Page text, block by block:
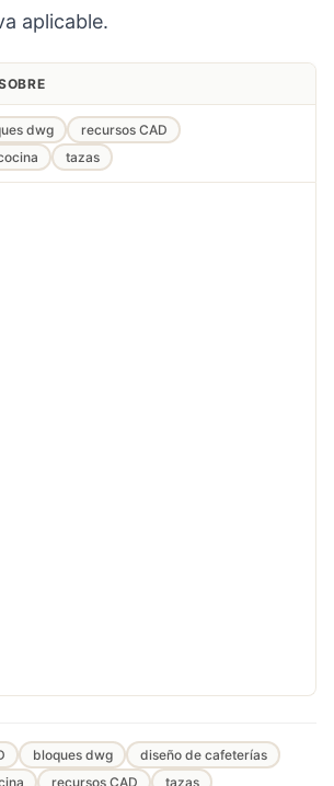
aplicable.
dwg
recursos CAD
tazas
bloques dwg
diseño de cafeterías
recursos CAD tazas